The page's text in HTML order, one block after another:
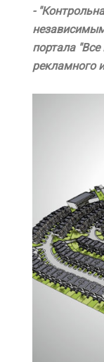
-
портала
рекламного